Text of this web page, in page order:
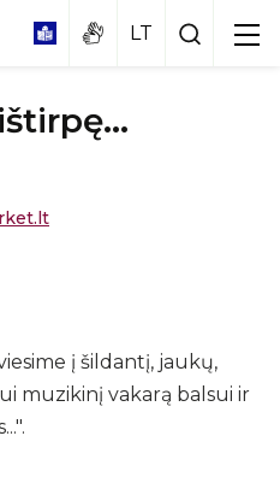
CHORĄ BŪRĖ"
„PASAULIO TAUTŲ
į šildantį, jaukų,
muzikinį vakarą balsui ir